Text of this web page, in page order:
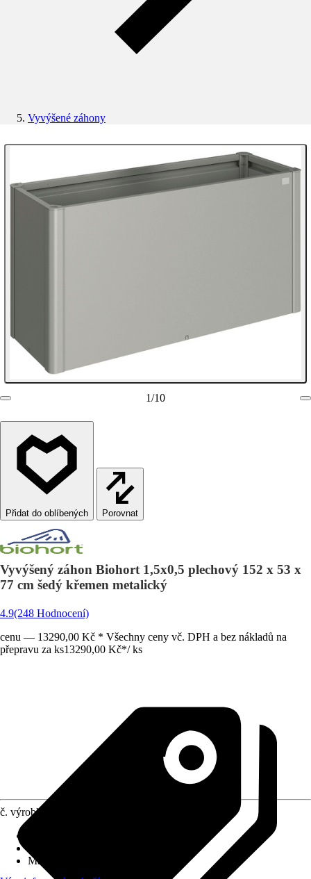
Vyvýšené záhony
1/10
Porovnat
Vyvýšený záhon Biohort 1,5x0,5 plechový 152 x 53 x
77 cm šedý křemen metalický
4.9(248 Hodnocení)
cenu — 13290,00 Kč * Všechny ceny vč. DPH a bez nákladů na
přepravu za ks13290,00 Kč*/ ks
č. výrobku
Materiál